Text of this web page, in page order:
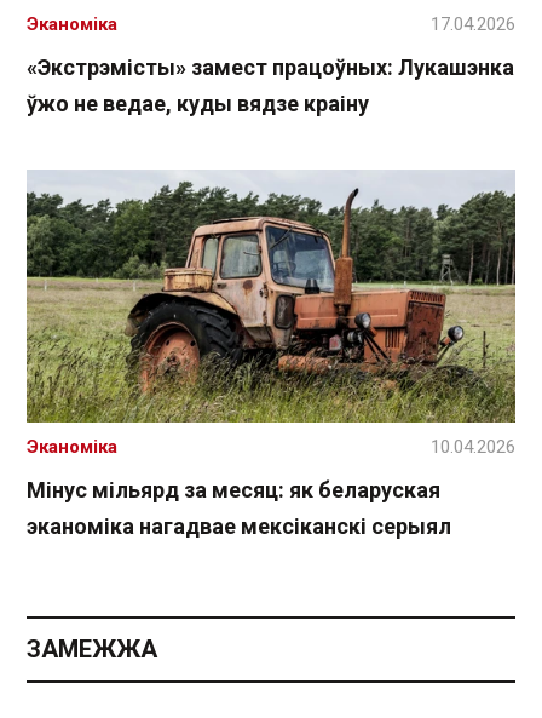
«Экстрэмісты» замест працоўных: Лукашэнка
ўжо не ведае, куды вядзе краіну
Эканоміка 17.04.2026
Мінус мільярд за месяц: як беларуская
эканоміка нагадвае мексіканскі серыял
Эканоміка 10.04.2026
ЗАМЕЖЖА